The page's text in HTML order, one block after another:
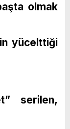
olmak
yücelttiği
serilen,